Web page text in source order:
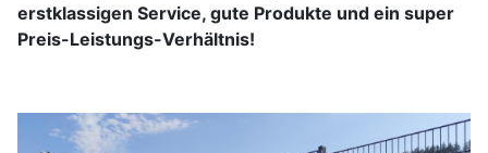
erstklassigen Service, gute Produkte und ein super
Preis-Leistungs-Verhältnis!